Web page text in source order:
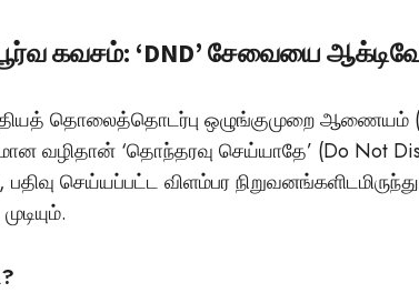
கவசம்: ‘DND’ சேவையை
தொலைத்தொடர்பு ஒழுங்குமுறை ஆணையம்
வழிதான் ‘தொந்தரவு செய்யாதே’ (Do Not
செய்யப்பட்ட விளம்பர
Vishnu